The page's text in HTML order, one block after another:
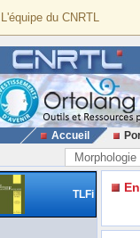
L'équipe du CNRTL
Accueil
Morphologie
TLFi